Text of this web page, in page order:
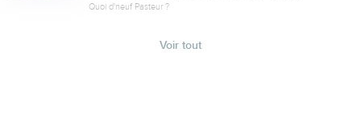
Quoi d'neuf Pasteur ?
Voir tout